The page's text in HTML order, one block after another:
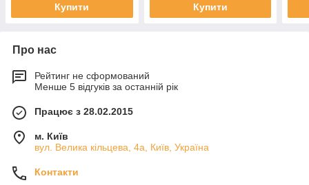
Купити Купити
Про нас
Рейтинг не сформований
Менше 5 відгуків за останній рік
Працює з 28.02.2015
м. Київ
вул. Велика кільцева, 4а, Київ, Україна
Контакти